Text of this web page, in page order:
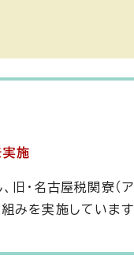
実施
旧・名古屋税関寮（
みを実施しています